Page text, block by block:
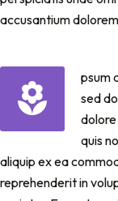
accusantium
psum
sed
dolore
quis
aliquip ex ea
reprehenderit in